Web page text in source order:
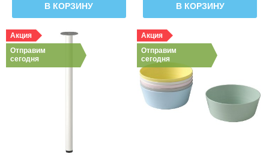
В КОРЗИНУ В КОРЗИНУ
Акция
Отправим
сегодня
Акция
Отправим
сегодня